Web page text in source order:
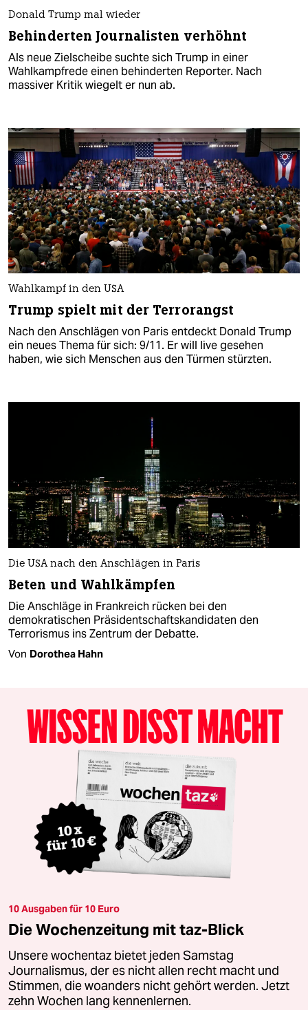
Donald Trump mal wieder
Behinderten Journalisten verhöhnt
Als neue Zielscheibe suchte sich Trump in einer
Wahlkampfrede einen behinderten Reporter. Nach
massiver Kritik wiegelt er nun ab.
Wahlkampf in den USA
Trump spielt mit der Terrorangst
Nach den Anschlägen von Paris entdeckt Donald Trump
ein neues Thema für sich: 9/11. Er will live gesehen
haben, wie sich Menschen aus den Türmen stürzten.
Die USA nach den Anschlägen in Paris
Beten und Wahlkämpfen
Die Anschläge in Frankreich rücken bei den
demokratischen Präsidentschaftskandidaten den
Terrorismus ins Zentrum der Debatte.
Von Dorothea Hahn
10 Ausgaben für 10 Euro
Die Wochenzeitung mit taz-Blick
Unsere wochentaz bietet jeden Samstag
Journalismus, der es nicht allen recht macht und
Stimmen, die woanders nicht gehört werden. Jetzt
zehn Wochen lang kennenlernen.